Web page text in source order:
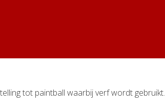
tot paintball waarbij verf wordt gebruikt.